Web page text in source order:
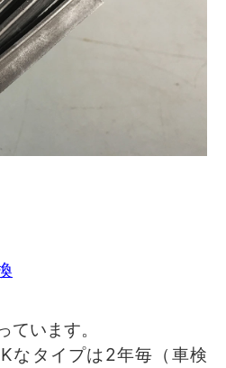
います。
なタイプは2年毎（車検